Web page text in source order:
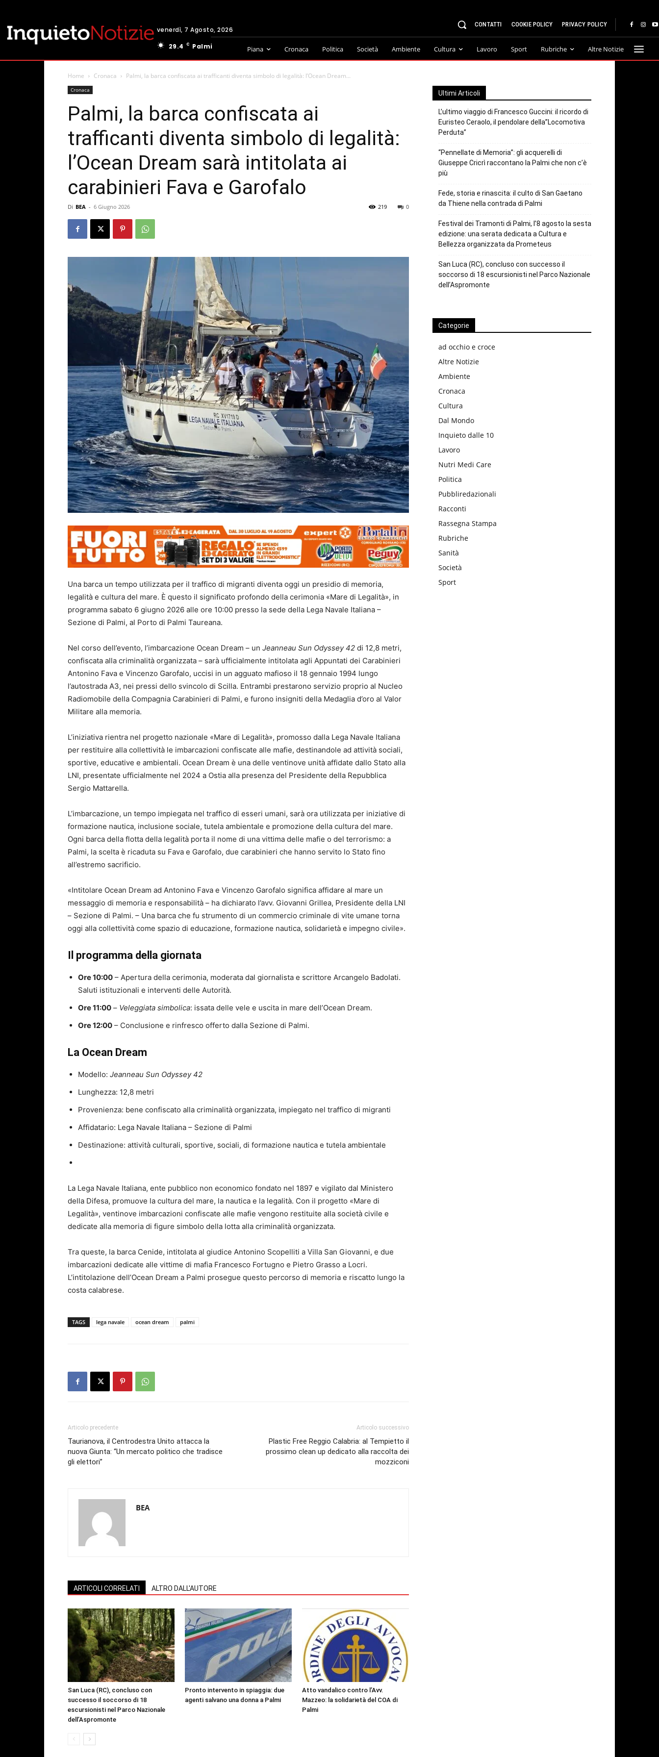
venerdì, 7 Agosto, 2026
29.4
C Palmi
CONTATTI COOKIE POLICY PRIVACY POLICY
Piana Cronaca Politica Società Ambiente Cultura Lavoro Sport Rubriche Altre Notizie
Home Cronaca Palmi, la barca confiscata ai trafficanti diventa simbolo di legalità: l’Ocean Dream...
Cronaca
Palmi, la barca confiscata ai
trafficanti diventa simbolo di legalità:
l’Ocean Dream sarà intitolata ai
carabinieri Fava e Garofalo
Di BEA - 6 Giugno 2026 0
219
Una barca un tempo utilizzata per il traffico di migranti diventa oggi un presidio di memoria,
legalità e cultura del mare. È questo il significato profondo della cerimonia «Mare di Legalità», in
programma sabato 6 giugno 2026 alle ore 10:00 presso la sede della Lega Navale Italiana –
Sezione di Palmi, al Porto di Palmi Taureana.
Nel corso dell’evento, l’imbarcazione Ocean Dream – un Jeanneau Sun Odyssey 42 di 12,8 metri,
confiscata alla criminalità organizzata – sarà ufficialmente intitolata agli Appuntati dei Carabinieri
Antonino Fava e Vincenzo Garofalo, uccisi in un agguato mafioso il 18 gennaio 1994 lungo
l’autostrada A3, nei pressi dello svincolo di Scilla. Entrambi prestarono servizio proprio al Nucleo
Radiomobile della Compagnia Carabinieri di Palmi, e furono insigniti della Medaglia d’oro al Valor
Militare alla memoria.
L’iniziativa rientra nel progetto nazionale «Mare di Legalità», promosso dalla Lega Navale Italiana
per restituire alla collettività le imbarcazioni confiscate alle mafie, destinandole ad attività sociali,
sportive, educative e ambientali. Ocean Dream è una delle ventinove unità affidate dallo Stato alla
LNI, presentate ufficialmente nel 2024 a Ostia alla presenza del Presidente della Repubblica
Sergio Mattarella.
L’imbarcazione, un tempo impiegata nel traffico di esseri umani, sarà ora utilizzata per iniziative di
formazione nautica, inclusione sociale, tutela ambientale e promozione della cultura del mare.
Ogni barca della flotta della legalità porta il nome di una vittima delle mafie o del terrorismo: a
Palmi, la scelta è ricaduta su Fava e Garofalo, due carabinieri che hanno servito lo Stato fino
all’estremo sacrificio.
«Intitolare Ocean Dream ad Antonino Fava e Vincenzo Garofalo significa affidare al mare un
messaggio di memoria e responsabilità – ha dichiarato l’avv. Giovanni Grillea, Presidente della LNI
– Sezione di Palmi. – Una barca che fu strumento di un commercio criminale di vite umane torna
oggi alla collettività come spazio di educazione, formazione nautica, solidarietà e impegno civile».
Il programma della giornata
Ore 10:00 – Apertura della cerimonia, moderata dal giornalista e scrittore Arcangelo Badolati.
Saluti istituzionali e interventi delle Autorità.
Ore 11:00 – Veleggiata simbolica: issata delle vele e uscita in mare dell’Ocean Dream.
Ore 12:00 – Conclusione e rinfresco offerto dalla Sezione di Palmi.
La Ocean Dream
Modello: Jeanneau Sun Odyssey 42
Lunghezza: 12,8 metri
Provenienza: bene confiscato alla criminalità organizzata, impiegato nel traffico di migranti
Affidatario: Lega Navale Italiana – Sezione di Palmi
Destinazione: attività culturali, sportive, sociali, di formazione nautica e tutela ambientale
La Lega Navale Italiana, ente pubblico non economico fondato nel 1897 e vigilato dal Ministero
della Difesa, promuove la cultura del mare, la nautica e la legalità. Con il progetto «Mare di
Legalità», ventinove imbarcazioni confiscate alle mafie vengono restituite alla società civile e
dedicate alla memoria di figure simbolo della lotta alla criminalità organizzata.
Tra queste, la barca Cenide, intitolata al giudice Antonino Scopelliti a Villa San Giovanni, e due
imbarcazioni dedicate alle vittime di mafia Francesco Fortugno e Pietro Grasso a Locri.
L’intitolazione dell’Ocean Dream a Palmi prosegue questo percorso di memoria e riscatto lungo la
costa calabrese.
TAGS lega navale ocean dream palmi
Articolo precedente
Taurianova, il Centrodestra Unito attacca la
nuova Giunta: “Un mercato politico che tradisce
gli elettori”
Articolo successivo
Plastic Free Reggio Calabria: al Tempietto il
prossimo clean up dedicato alla raccolta dei
mozziconi
BEA
ARTICOLI CORRELATI ALTRO DALL'AUTORE
San Luca (RC), concluso con
successo il soccorso di 18
escursionisti nel Parco Nazionale
dell’Aspromonte
Pronto intervento in spiaggia: due
agenti salvano una donna a Palmi
Atto vandalico contro l’Avv.
Mazzeo: la solidarietà del COA di
Palmi
Ultimi Articoli
L’ultimo viaggio di Francesco Guccini: il ricordo di
Euristeo Ceraolo, il pendolare della”Locomotiva
Perduta”
“Pennellate di Memoria”: gli acquerelli di
Giuseppe Cricrì raccontano la Palmi che non c’è
più
Fede, storia e rinascita: il culto di San Gaetano
da Thiene nella contrada di Palmi
Festival dei Tramonti di Palmi, l’8 agosto la sesta
edizione: una serata dedicata a Cultura e
Bellezza organizzata da Prometeus
San Luca (RC), concluso con successo il
soccorso di 18 escursionisti nel Parco Nazionale
dell’Aspromonte
Categorie
ad occhio e croce
Altre Notizie
Ambiente
Cronaca
Cultura
Dal Mondo
Inquieto dalle 10
Lavoro
Nutri Medi Care
Politica
Pubbliredazionali
Racconti
Rassegna Stampa
Rubriche
Sanità
Società
Sport